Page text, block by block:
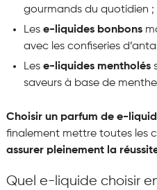
gourmands du quotidien ;
Les e-liquides bonbons
avec les confiseries
Les e-liquides mentholés
saveurs à base de
Choisir un parfum de e-
finalement mettre toutes les
assurer pleinement la
Quel e-liquide choisir